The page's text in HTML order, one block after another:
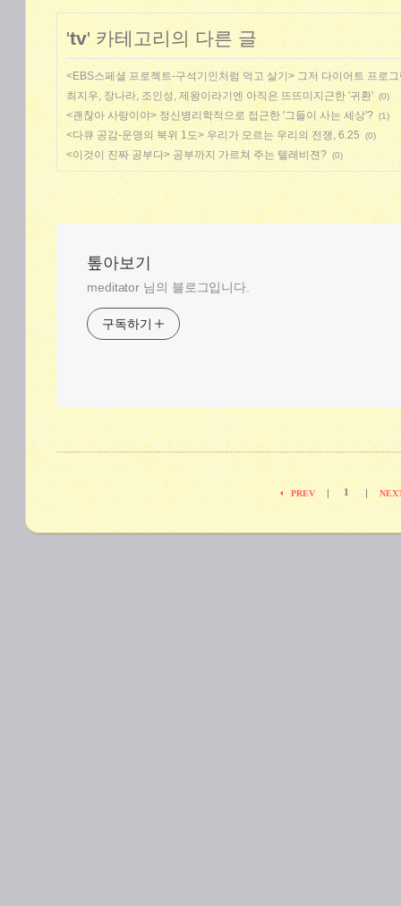
'tv' 카테고리의 다른 글
<EBS스페셜 프로젝트-구석기인처럼 먹고 살기> 그저 다이어트 프로
최지우, 장나라, 조인성, 제왕이라기엔 아직은 뜨뜨미지근한 '귀환' (0)
<괜찮아 사랑이야> 정신병리학적으로 접근한 '그들이 사는 세상'? (1)
<다큐 공감-운명의 북위 1도> 우리가 모르는 우리의 전쟁, 6.25 (0)
<이것이 진짜 공부다> 공부까지 가르쳐 주는 텔레비젼? (0)
톺아보기
meditator 님의 블로그입니다.
구독하기
PREV | 1 |